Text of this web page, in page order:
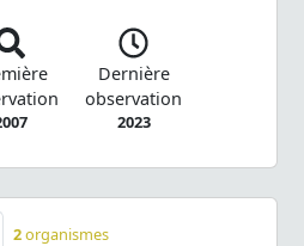
Dernière
observation
2023
2organismes